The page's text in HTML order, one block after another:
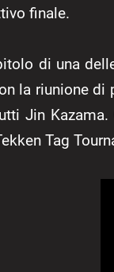
finale.
di una
la riunione
Jin
Tag